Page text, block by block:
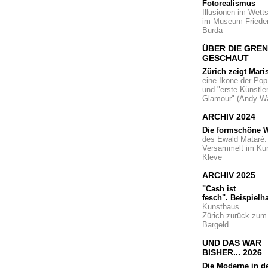
bleibt auch
Düsseldorf
Malerei auf dem
inszeniert, was
Die Professorin für
Malerei scheut
nicht und ist
an Farbtropfen
Verkauf der Andy
Warhol-Bilder
Elvis" und "Four
Marlons"
Gegenbesuche:
Ernst in
PerspektivenDer
Künstler Soshi
Matsunobe im
Gespräch über seine
Kunst, Japan und
Rheinland
Fotorealismus
Illusionen im
im Museum
Burda
ÜBER DIE
GESCHAUT
Zürich zeigt
eine Ikone der
und "erste
Glamour" (Andy
ARCHIV 2024
Die formschöne
des Ewald Mataré.
Versammelt im
Kleve
ARCHIV 2025
"Cash ist
fesch".
Kunsthaus
Zürich zurück zum
Bargeld
UND DAS WAR
BISHER... 2026
Die Moderne in